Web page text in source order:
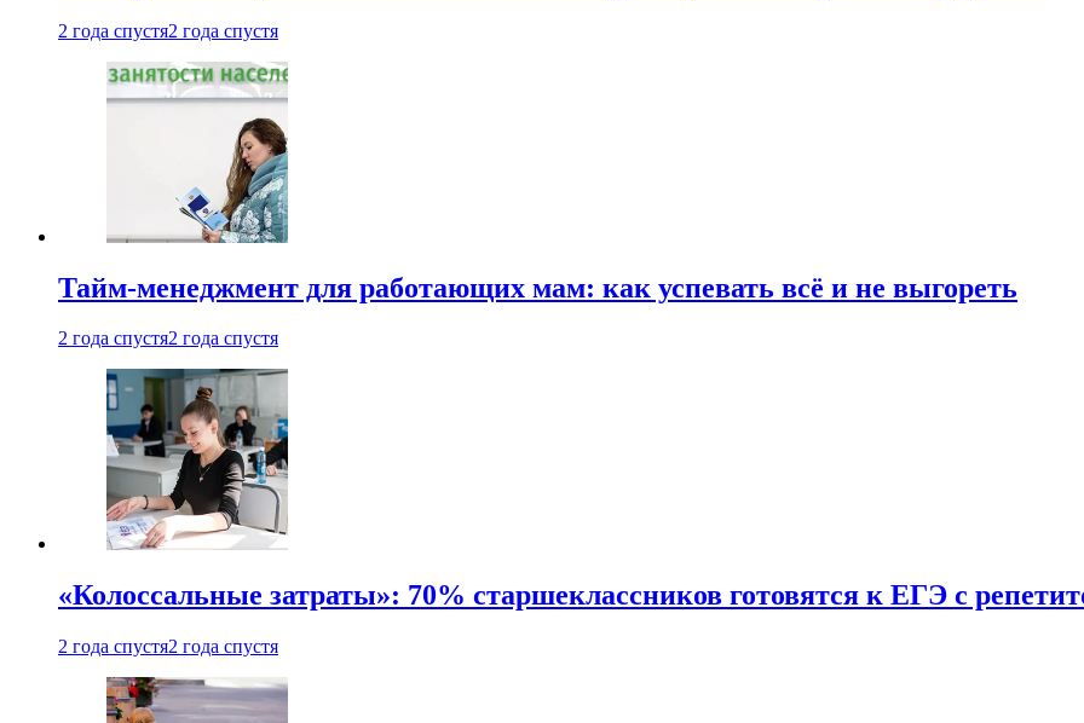
2 года спустя2 года спустя
Тайм-менеджмент для работающих мам: как успевать всё и не выгореть
2 года спустя2 года спустя
«Колоссальные затраты»: 70% старшеклассников готовятся к ЕГЭ с
2 года спустя2 года спустя